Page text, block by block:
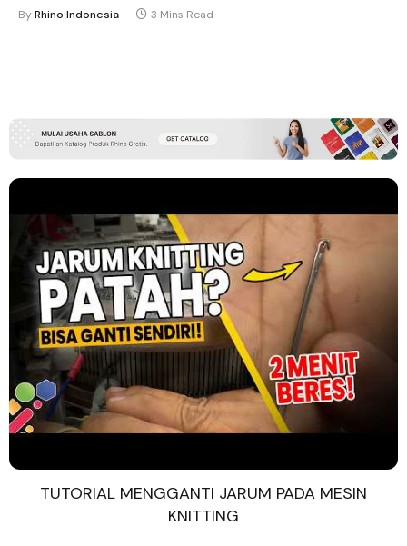
ByRhino Indonesia 3 Mins Read
TUTORIAL MENGGANTI JARUM PADA MESIN
KNITTING